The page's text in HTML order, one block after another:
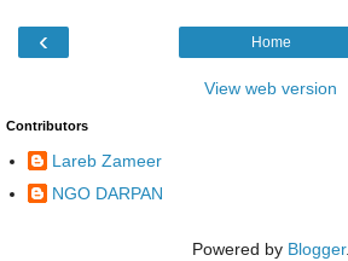
‹ Home
View web version
Contributors
Lareb Zameer
NGO DARPAN
Powered by Blogger.